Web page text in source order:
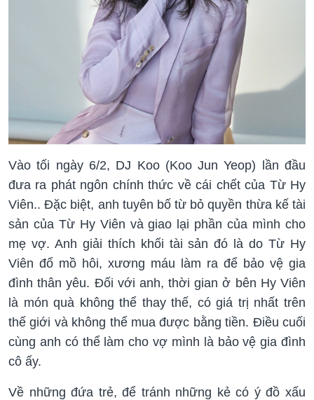
Vào tối ngày 6/2, DJ Koo (Koo Jun Yeop) lần đầu
đưa ra phát ngôn chính thức về cái chết của Từ Hy
Viên.. Đặc biệt, anh tuyên bố từ bỏ quyền thừa kế tài
sản của Từ Hy Viên và giao lại phần của mình cho
mẹ vợ. Anh giải thích khối tài sản đó là do Từ Hy
Viên đổ mồ hôi, xương máu làm ra để bảo vệ gia
đình thân yêu. Đối với anh, thời gian ở bên Hy Viên
là món quà không thể thay thế, có giá trị nhất trên
thế giới và không thể mua được bằng tiền. Điều cuối
cùng anh có thể làm cho vợ mình là bảo vệ gia đình
cô ấy.
Về những đứa trẻ, để tránh những kẻ có ý đồ xấu